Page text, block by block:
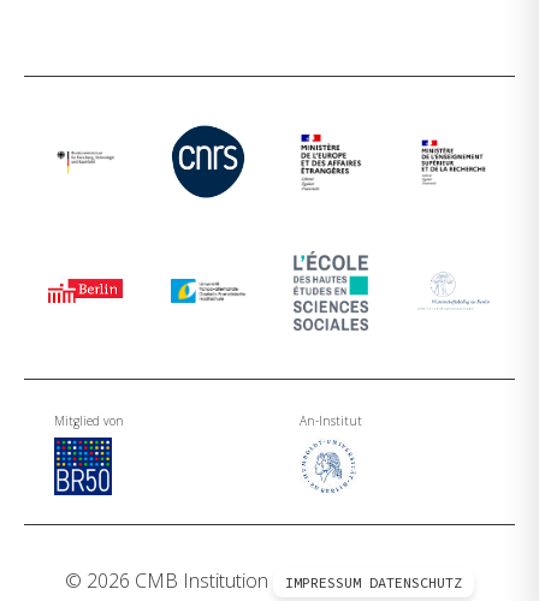
Mitglied von An-Institut
© 2026 CMB Institution IMPRESSUM DATENSCHUTZ